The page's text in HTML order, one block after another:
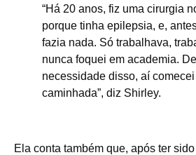
“Há 20 anos, fiz uma cirurgia
porque tinha epilepsia, e,
fazia nada. Só trabalhava,
nunca foquei em academia.
necessidade disso, aí
caminhada”, diz Shirley.
Ela conta também que, após ter